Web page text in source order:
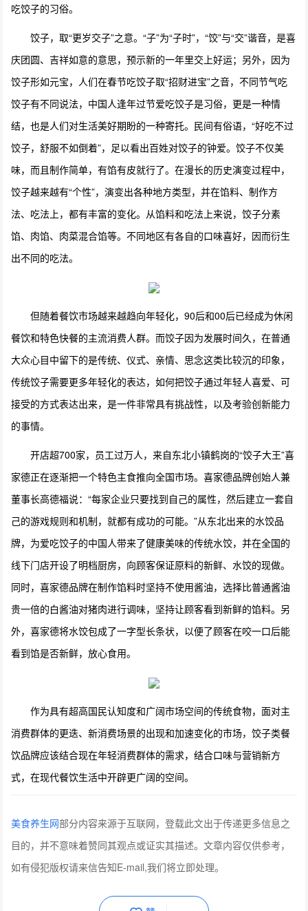
吃饺子的习俗。
饺子，取“更岁交子”之意。“子”为“子时”，“饺”与“交”谐音，是喜
庆团圆、吉祥如意的意思，预示新的一年里交上好运；另外，因为
饺子形如元宝，人们在春节吃饺子取“招财进宝”之音，不同节气吃
饺子有不同说法，中国人逢年过节爱吃饺子是习俗，更是一种情
结，也是人们对生活美好期盼的一种寄托。民间有俗语，“好吃不过
饺子，舒服不如倒着”，足以看出百姓对饺子的钟爱。饺子不仅美
味，而且制作简单，有馅有皮就行了。在漫长的历史演变过程中，
饺子越来越有“个性”，演变出各种地方类型，并在馅料、制作方
法、吃法上，都有丰富的变化。从馅料和吃法上来说，饺子分素
馅、肉馅、肉菜混合馅等。不同地区有各自的口味喜好，因而衍生
出不同的吃法。
但随着餐饮市场越来越趋向年轻化，90后和00后已经成为休闲
餐饮和特色快餐的主流消费人群。而饺子因为发展时间久，在普通
大众心目中留下的是传统、仪式、亲情、思念这类比较沉的印象，
传统饺子需要更多年轻化的表达，如何把饺子通过年轻人喜爱、可
接受的方式表达出来，是一件非常具有挑战性，以及考验创新能力
的事情。
开店超700家，员工过万人，来自东北小镇鹤岗的“饺子大王”喜
家德正在逐渐把一个特色主食推向全国市场。喜家德品牌创始人兼
董事长高德福说：“每家企业只要找到自己的属性，然后建立一套自
己的游戏规则和机制，就都有成功的可能。”从东北出来的水饺品
牌，为爱吃饺子的中国人带来了健康美味的传统水饺，并在全国的
线下门店开设了明档厨房，向顾客保证原料的新鲜、水饺的现做。
同时，喜家德品牌在制作馅料时坚持不使用酱油，选择比普通酱油
贵一倍的白酱油对猪肉进行调味，坚持让顾客看到新鲜的馅料。另
外，喜家德将水饺包成了一字型长条状，以便了顾客在咬一口后能
看到馅是否新鲜，放心食用。
作为具有超高国民认知度和广阔市场空间的传统食物，面对主
消费群体的更迭、新消费场景的出现和加速变化的市场，饺子类餐
饮品牌应该结合现在年轻消费群体的需求，结合口味与营销新方
式，在现代餐饮生活中开辟更广阔的空间。
美食养生网部分内容来源于互联网，登载此文出于传递更多信息之
目的，并不意味着赞同其观点或证实其描述。文章内容仅供参考，
如有侵犯版权请来信告知E-mail,我们将立即处理。